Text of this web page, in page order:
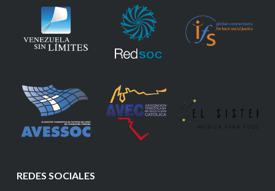
REDES SOCIALES